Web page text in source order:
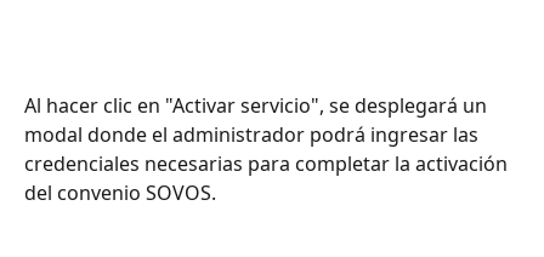
Al hacer clic en "Activar servicio", se desplegará un
modal donde el administrador podrá ingresar las
credenciales necesarias para completar la activación
del convenio SOVOS.